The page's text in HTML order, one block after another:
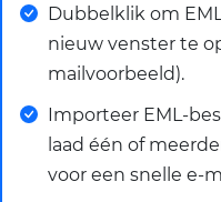
Dubbelklik om
nieuw venster te
mailvoorbeeld).
Importeer EML-
laad één of
voor een snelle e-